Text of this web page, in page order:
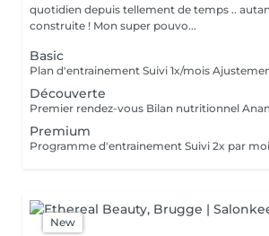
quotidien depuis tellement de temps ..
construite ! Mon super pouvo...
Basic
Découverte
Premium
New